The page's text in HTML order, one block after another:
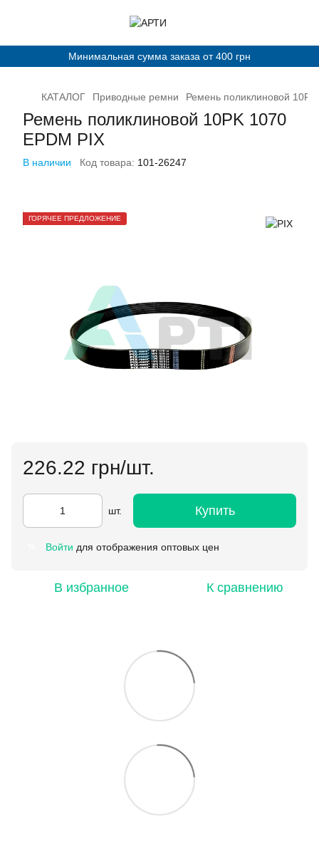
Минимальная сумма заказа от 400 грн
КАТАЛОГ Приводные ремни Ремень поликлиновой
Ремень поликлиновой 10PK 1070
EPDM PIX
В наличии Код товара: 101-26247
ГОРЯЧЕЕ ПРЕДЛОЖЕНИЕ
226.22 грн/шт.
шт. Купить
Войти для отображения оптовых цен
В избранное К сравнению